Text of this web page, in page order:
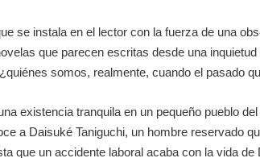
se instala en el lector con la fuerza de una
que parecen escritas desde una
somos, realmente, cuando el pasado
existencia tranquila en un pequeño pueblo
a Daisuké Taniguchi, un hombre reservado
que un accidente laboral acaba con la vida